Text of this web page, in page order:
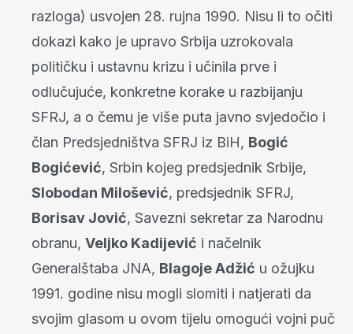
razloga) usvojen 28. rujna 1990. Nisu li to očiti
dokazi kako je upravo Srbija uzrokovala
političku i ustavnu krizu i učinila prve i
odlučujuće, konkretne korake u razbijanju
SFRJ, a o čemu je više puta javno svjedočio i
član Predsjedništva SFRJ iz BiH, Bogić
Bogićević, Srbin kojeg predsjednik Srbije,
Slobodan Milošević, predsjednik SFRJ,
Borisav Jović, Savezni sekretar za Narodnu
obranu, Veljko Kadijević i načelnik
Generalštaba JNA, Blagoje Adžić u ožujku
1991. godine nisu mogli slomiti i natjerati da
svojim glasom u ovom tijelu omogući vojni puč